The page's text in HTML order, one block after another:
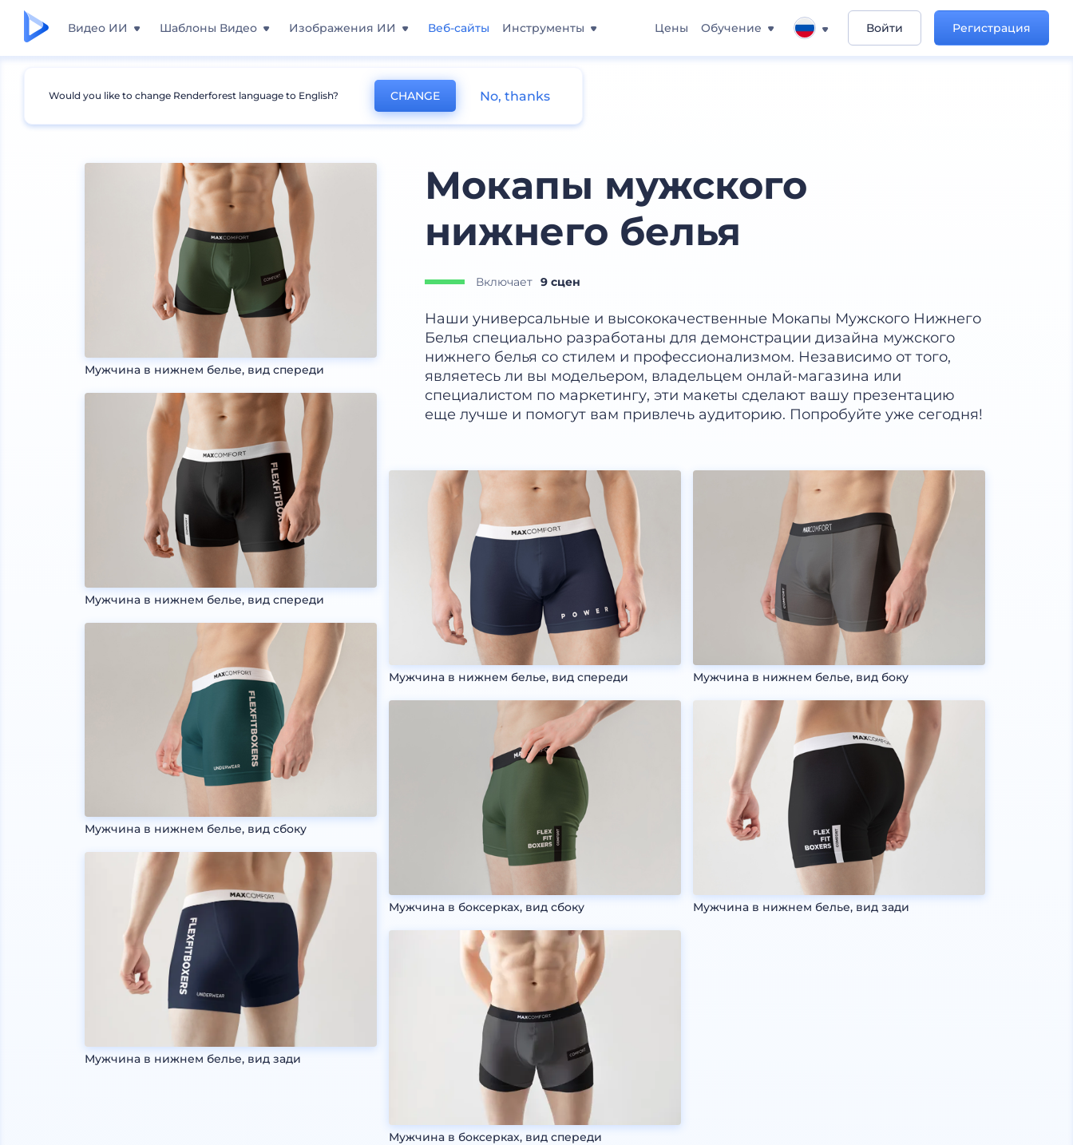
Видео ИИ Шаблоны Видео Изображения ИИ Веб-сайты Инструменты Цены Обучение Войти Регистрация
Мокапы Одежда Другие мокапы одежды
Мужчина в нижнем белье, вид спереди
Мужчина в нижнем белье, вид спереди
Мужчина в нижнем белье, вид сбоку
Мужчина в нижнем белье, вид зади
Мокапы мужского
нижнего белья
Включает 9 сцен
Наши универсальные и высококачественные Мокапы Мужского Нижнего
Белья специально разработаны для демонстрации дизайна мужского
нижнего белья со стилем и профессионализмом. Независимо от того,
являетесь ли вы модельером, владельцем онлай-магазина или
специалистом по маркетингу, эти макеты сделают вашу презентацию
еще лучше и помогут вам привлечь аудиторию. Попробуйте уже сегодня!
Мужчина в нижнем белье, вид спереди
Мужчина в боксерках, вид сбоку
Мужчина в боксерках, вид спереди
Мужчина в нижнем белье, вид боку
Мужчина в нижнем белье, вид зади
Would you like to change Renderforest language to English? CHANGE No, thanks